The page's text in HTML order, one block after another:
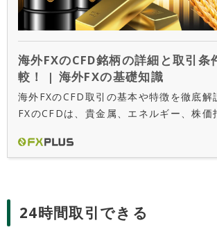
海外FXのCFD銘柄の詳細と取引条
較！ | 海外FXの基礎知識
海外FXのCFD取引の基本や特徴を徹底解
FXのCFDは、貴金属、エネルギー、株価
ッジでハイリターンを狙えるのが魅力で
24時間取引できる